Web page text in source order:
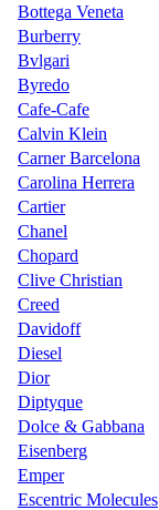
Bottega Veneta
Burberry
Bvlgari
Byredo
Cafe-Cafe
Calvin Klein
Carner Barcelona
Carolina Herrera
Cartier
Chanel
Chopard
Clive Christian
Creed
Davidoff
Diesel
Dior
Diptyque
Dolce & Gabbana
Eisenberg
Emper
Escentric Molecules